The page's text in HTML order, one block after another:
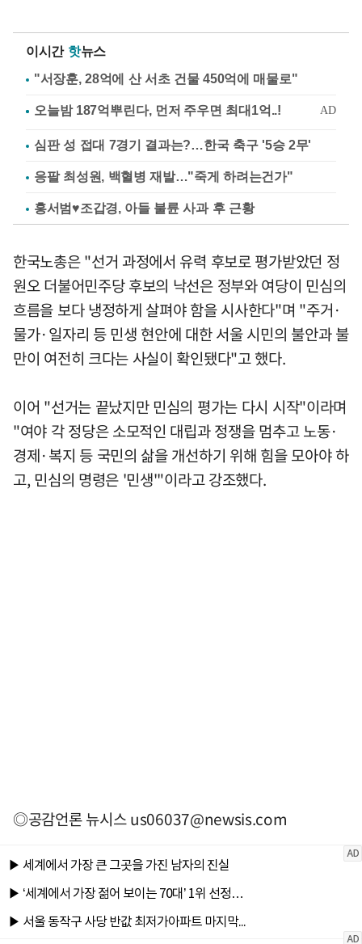
이시간 핫뉴스
"서장훈, 28억에 산 서초 건물 450억에 매물로"
심판 성 접대 7경기 결과는?…한국 축구 '5승 2무'
응팔 최성원, 백혈병 재발…"죽게 하려는건가"
홍서범♥조갑경, 아들 불륜 사과 후 근황
한국노총은 "선거 과정에서 유력 후보로 평가받았던 정
원오 더불어민주당 후보의 낙선은 정부와 여당이 민심의
흐름을 보다 냉정하게 살펴야 함을 시사한다"며 "주거·
물가·일자리 등 민생 현안에 대한 서울 시민의 불안과 불
만이 여전히 크다는 사실이 확인됐다"고 했다.
이어 "선거는 끝났지만 민심의 평가는 다시 시작"이라며
"여야 각 정당은 소모적인 대립과 정쟁을 멈추고 노동·
경제·복지 등 국민의 삶을 개선하기 위해 힘을 모아야 하
고, 민심의 명령은 '민생'"이라고 강조했다.
◎공감언론 뉴시스us06037@newsis.com